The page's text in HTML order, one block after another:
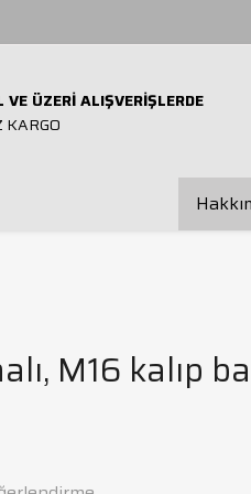
ÜZERİ ALIŞVERİŞLERDE
KARGO
Bağlama Seti
M16 kalıp